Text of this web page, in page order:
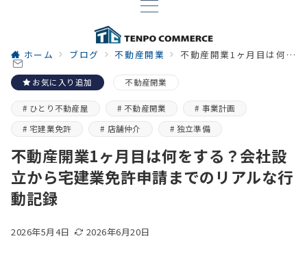
ホーム ブログ 不動産開業 不動産開業1ヶ月目は何をする？会社設立から宅建業免許申請までのリアルな行動記録
お気に入り追加 不動産開業
ひとり不動産屋 不動産開業
事業計画
宅建業免許
店舗仲介 独立準備
不動産開業1ヶ月目は何をする？会社設
立から宅建業免許申請までのリアルな行
動記録
2026年5月4日 2026年6月20日